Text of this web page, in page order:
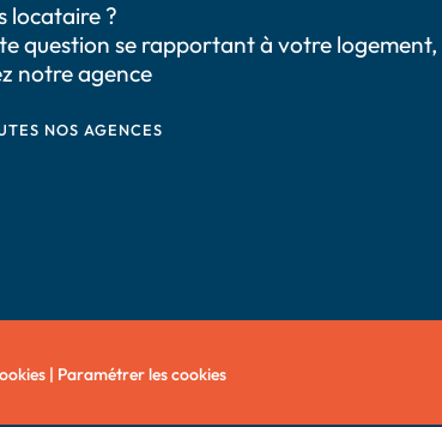
locataire ?
question se rapportant à votre logement,
notre agence
NOS AGENCES
| Paramétrer les cookies